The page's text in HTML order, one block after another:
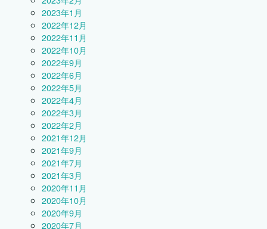
2023年1月
2022年12月
2022年11月
2022年10月
2022年9月
2022年6月
2022年5月
2022年4月
2022年3月
2022年2月
2021年12月
2021年9月
2021年7月
2021年3月
2020年11月
2020年10月
2020年9月
2020年7月